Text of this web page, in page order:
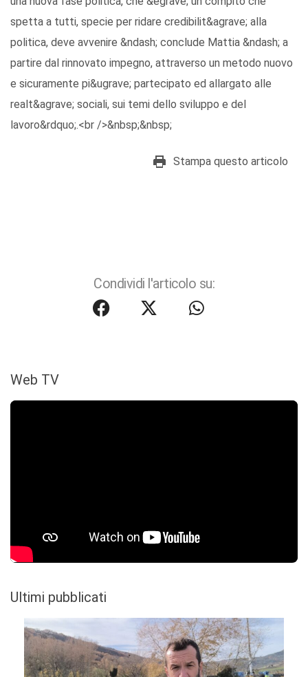
spetta a tutti, specie per ridare credibilit&agrave; alla
politica, deve avvenire &ndash; conclude Mattia &ndash; a
partire dal rinnovato impegno, attraverso un metodo nuovo
e sicuramente pi&ugrave; partecipato ed allargato alle
realt&agrave; sociali, sui temi dello sviluppo e del
lavoro&rdquo;.<br />&nbsp;&nbsp;
Stampa questo articolo
Condividi l'articolo su:
Web TV
Ultimi pubblicati